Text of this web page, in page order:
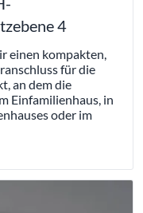
4
einen kompakten,
für die
an dem die
Einfamilienhaus, in
oder im